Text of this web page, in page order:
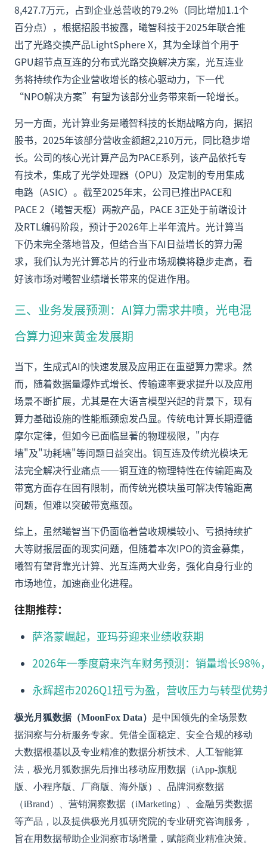
8,427.7万元，占到企业总营收的79.2%（同比增加1.1个
百分点），根据招股书披露，曦智科技于2025年联合推
出了光路交换产品LightSphere X，其为全球首个用于
GPU超节点互连的分布式光路交换解决方案，光互连业
务将持续作为企业营收增长的核心驱动力，下一代
“NPO解决方案”有望为该部分业务带来新一轮增长。
另一方面，光计算业务是曦智科技的长期战略方向，据招
股书，2025年该部分营收金额超2,210万元，同比稳步增
长。公司的核心光计算产品为PACE系列，该产品依托专
有技术，集成了光学处理器（OPU）及定制的专用集成
电路（ASIC）。截至2025年末，公司已推出PACE和
PACE 2（曦智天枢）两款产品，PACE 3正处于前端设计
及RTL编码阶段，预计于2026年上半年流片。光计算当
下仍未完全落地普及，但结合当下AI日益增长的算力需
求，我们认为光计算芯片的行业市场规模将稳步走高，看
好该市场对曦智业绩增长带来的促进作用。
三、业务发展预测：AI算力需求井喷，光电混
合算力迎来黄金发展期
当下，生成式AI的快速发展及应用正在重塑算力需求。然
而，随着数据量爆炸式增长、传输速率要求提升以及应用
场景不断扩展，尤其是在大语言模型兴起的背景下，现有
算力基础设施的性能瓶颈愈发凸显。传统电计算长期遵循
摩尔定律，但如今已面临显著的物理极限，"内存
墙"及"功耗墙"等问题日益突出。铜互连及传统光模块无
法完全解决行业痛点——铜互连的物理特性在传输距离及
带宽方面存在固有限制，而传统光模块虽可解决传输距离
问题，但难以突破带宽瓶颈。
综上，虽然曦智当下仍面临着营收规模较小、亏损持续扩
大等财报层面的现实问题，但随着本次IPO的资金募集，
曦智有望背靠光计算、光互连两大业务，强化自身行业的
市场地位，加速商业化进程。
往期推荐：
萨洛蒙崛起，亚玛芬迎来业绩收获期
2026年一季度蔚来汽车财务预测：销量增长98%
永辉超市2026Q1扭亏为盈，营收压力与转型优势
极光月狐数据（MoonFox Data） 是中国领先的全场景数
据洞察与分析服务专家。凭借全面稳定、安全合规的移动
大数据根基以及专业精准的数据分析技术、人工智能算
法，极光月狐数据先后推出移动应用数据（iApp-旗舰
版、小程序版、厂商版、海外版）、品牌洞察数据
（iBrand）、营销洞察数据（iMarketing）、金融另类数据
等产品，以及提供极光月狐研究院的专业研究咨询服务，
旨在用数据帮助企业洞察市场增量，赋能商业精准决策。